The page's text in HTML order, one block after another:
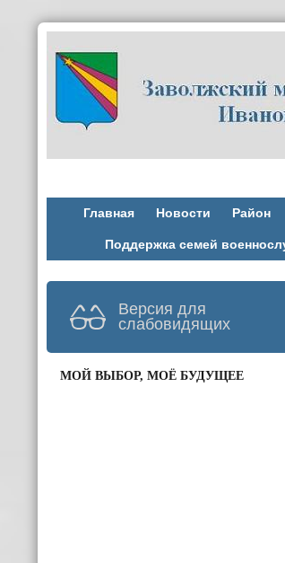
Главная Новости Район
Поддержка семей
Версия для
слабовидящих
МОЙ ВЫБОР, МОЁ БУДУЩЕЕ